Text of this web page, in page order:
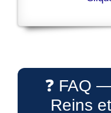
❓ FAQ
Reins